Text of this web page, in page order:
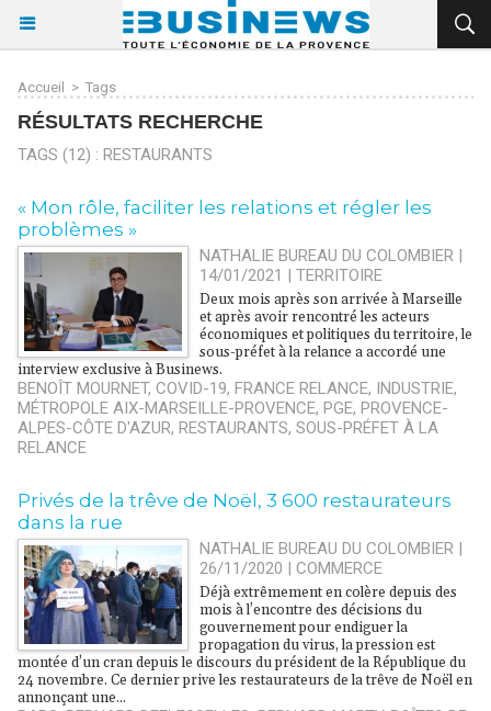
Accueil > Tags
RÉSULTATS RECHERCHE
TAGS (12) : RESTAURANTS
« Mon rôle, faciliter les relations et régler les
problèmes »
NATHALIE BUREAU DU COLOMBIER |
14/01/2021 |TERRITOIRE
Deux mois après son arrivée à Marseille
et après avoir rencontré les acteurs
économiques et politiques du territoire, le
sous-préfet à la relance a accordé une
interview exclusive à Businews.
BENOÎT MOURNET, COVID-19, FRANCE RELANCE, INDUSTRIE,
MÉTROPOLE AIX-MARSEILLE-PROVENCE, PGE, PROVENCE-
ALPES-CÔTE D'AZUR, RESTAURANTS, SOUS-PRÉFET À LA
RELANCE
​Privés de la trêve de Noël, 3 600 restaurateurs
dans la rue
NATHALIE BUREAU DU COLOMBIER |
26/11/2020 |COMMERCE
Déjà extrêmement en colère depuis des
mois à l’encontre des décisions du
gouvernement pour endiguer la
propagation du virus, la pression est
montée d’un cran depuis le discours du président de la République du
24 novembre. Ce dernier prive les restaurateurs de la trêve de Noël en
annonçant une...